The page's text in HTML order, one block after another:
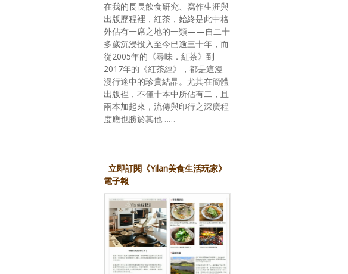
在我的長長飲食研究、寫作生涯與
出版歷程裡，紅茶，始終是此中格
外佔有一席之地的一類——自二十
多歲沉浸投入至今已逾三十年，而
從2005年的《尋味．紅茶》到
2017年的《紅茶經》，都是這漫
漫行途中的珍貴結晶。尤其在簡體
出版裡，不僅十本中所佔有二，且
兩本加起來，流傳與印行之深廣程
度應也勝於其他……
立即訂閱《Yilan美食生活玩家》
電子報